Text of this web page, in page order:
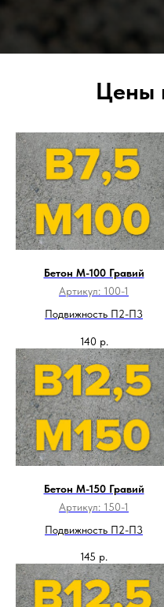
Цены
Бетон М-100 Гравий
Артикул: 100-1
Подвижность П2-П3
140 р.
Бетон М-150 Гравий
Артикул: 150-1
Подвижность П2-П3
145 р.